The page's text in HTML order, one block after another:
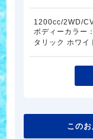
1200cc/2WD/
ボディーカラー：
タリック ホワイ
この